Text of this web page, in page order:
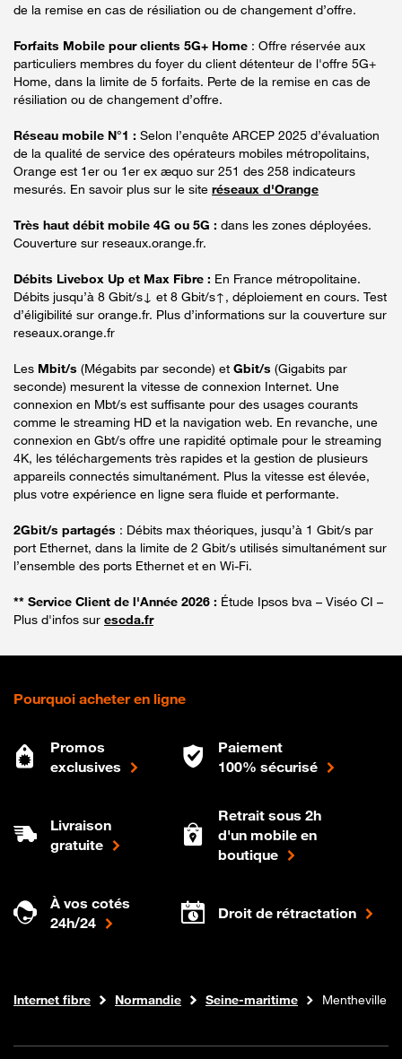
de la remise en cas de résiliation ou de changement d’offre.
Forfaits Mobile pour clients 5G+ Home : Offre réservée aux
particuliers membres du foyer du client détenteur de l'offre 5G+
Home, dans la limite de 5 forfaits. Perte de la remise en cas de
résiliation ou de changement d’offre.
Réseau mobile N°1 : Selon l’enquête ARCEP 2025 d’évaluation
de la qualité de service des opérateurs mobiles métropolitains,
Orange est 1er ou 1er ex æquo sur 251 des 258 indicateurs
mesurés. En savoir plus sur le site réseaux d'Orange
Très haut débit mobile 4G ou 5G : dans les zones déployées.
Couverture sur reseaux.orange.fr.
Débits Livebox Up et Max Fibre : En France métropolitaine.
Débits jusqu’à 8 Gbit/s↓ et 8 Gbit/s↑, déploiement en cours. Test
d’éligibilité sur orange.fr. Plus d’informations sur la couverture sur
reseaux.orange.fr
Les Mbit/s (Mégabits par seconde) et Gbit/s (Gigabits par
seconde) mesurent la vitesse de connexion Internet. Une
connexion en Mbt/s est suffisante pour des usages courants
comme le streaming HD et la navigation web. En revanche, une
connexion en Gbt/s offre une rapidité optimale pour le streaming
4K, les téléchargements très rapides et la gestion de plusieurs
appareils connectés simultanément. Plus la vitesse est élevée,
plus votre expérience en ligne sera fluide et performante.
2Gbit/s partagés : Débits max théoriques, jusqu’à 1 Gbit/s par
port Ethernet, dans la limite de 2 Gbit/s utilisés simultanément sur
l’ensemble des ports Ethernet et en Wi-Fi.
** Service Client de l'Année 2026 : Étude Ipsos bva – Viséo CI –
Plus d'infos sur escda.fr
Pourquoi acheter en ligne
Promos
exclusives
Paiement
100% sécurisé
Livraison
gratuite
Retrait sous 2h
d'un mobile en
boutique
À vos cotés
24h/24
Droit de rétractation
Boutique Orange
Internet fibre Normandie Seine-maritime Mentheville